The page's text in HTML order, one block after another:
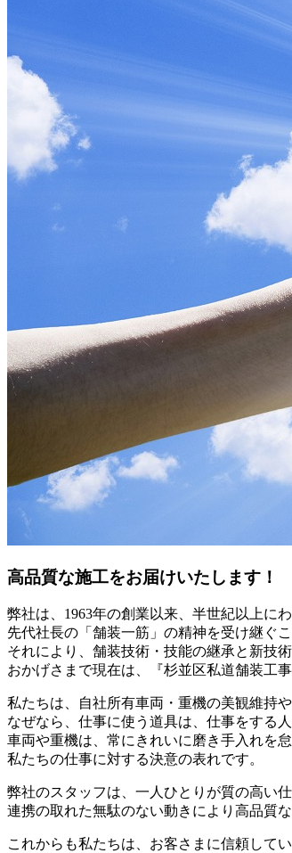
高品質な施工をお届けいたします！
弊社は、1963年の創業以来、半世紀以上に
先代社長の「舗装一筋」の精神を受け継ぐ
それにより、舗装技術・技能の継承と新技
おかげさまで現在は、『杉並区私道舗装工
私たちは、自社所有車両・重機の美観維持
なぜなら、仕事に使う道具は、仕事をする
車両や重機は、常にきれいに磨き手入れを怠
私たちの仕事に対する決意の表れです。
弊社のスタッフは、一人ひとりが質の高い
連携の取れた無駄のない動きにより高品質
これからも私たちは、お客さまに信頼して